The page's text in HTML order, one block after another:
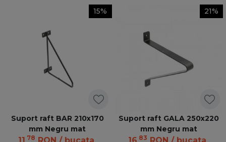
15%
Suport raft BAR 210x170
mm Negru mat
11 78 RON / bucata
21%
Suport raft GALA 250x220
mm Negru mat
16 83 RON / bucata